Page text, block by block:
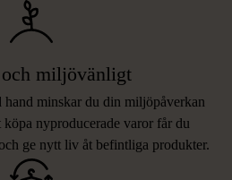
miljövänligt
hand minskar du din miljöpåverkan
nyproducerade varor får du
ge nytt liv åt befintliga produkter.